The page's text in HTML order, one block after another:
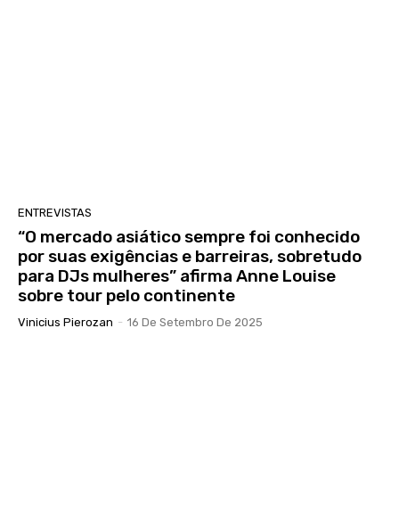
ENTREVISTAS
“O mercado asiático sempre foi conhecido
por suas exigências e barreiras, sobretudo
para DJs mulheres” afirma Anne Louise
sobre tour pelo continente
Vinicius Pierozan - 16 De Setembro De 2025